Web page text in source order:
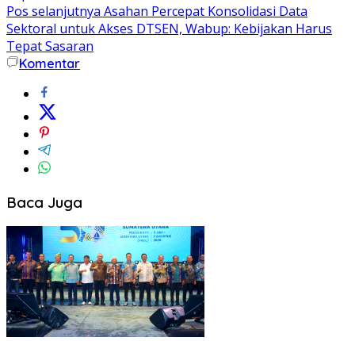
Pos selanjutnya Asahan Percepat Konsolidasi Data
Sektoral untuk Akses DTSEN, Wabup: Kebijakan Harus
Tepat Sasaran
Komentar
Baca Juga